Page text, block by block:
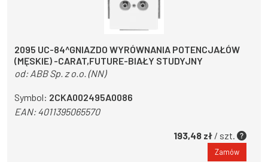
2095 UC-84^GNIAZDO WYRÓWNANIA POTENCJAŁÓW
(MĘSKIE) -CARAT,FUTURE-BIAŁY STUDYJNY
od: ABB Sp. z o.o. (NN)
Symbol: 2CKA002495A0086
EAN:4011395065570
193,48 zł / szt.
Zamów